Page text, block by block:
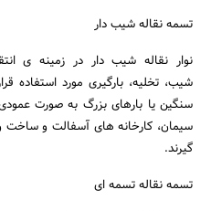
تسمه نقاله شیب‌ دار
نوار نقاله شیب دار در زمینه ی
شیب، تخلیه، بارگیری مورد استفاده
سنگین یا بارهای بزرگ به صورت
سیمان، کارخانه های آسفالت و ساخت
گیرند.
تسمه نقاله تسمه‌ ای